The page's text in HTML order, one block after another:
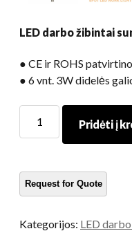
LED darbo žibintai
● CE ir ROHS patvirtino
● 6 vnt. 3W didelės
darbo
kiekis
Pridėti į
Kategorijos: LED